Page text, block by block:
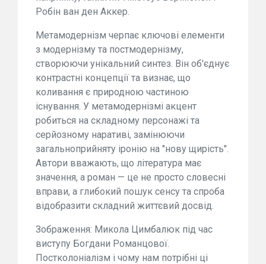
Робін ван ден Аккер.
Метамодернізм черпає ключові елементи
з модернізму та постмодернізму,
створюючи унікальний синтез. Він об'єднує
контрастні концепції та визнає, що
коливання є природною частиною
існування. У метамодернізмі акцент
робиться на складному персонажі та
серйозному наративі, замінюючи
загальноприйняту іронію на "нову щирість".
Автори вважають, що література має
значення, а роман — це не просто словесні
вправи, а глибокий пошук сенсу та спроба
відобразити складний життєвий досвід.
Зображення: Микола Цимбалюк під час
виступу Богдани Романцової.
Постколоніалізм і чому нам потрібні ці